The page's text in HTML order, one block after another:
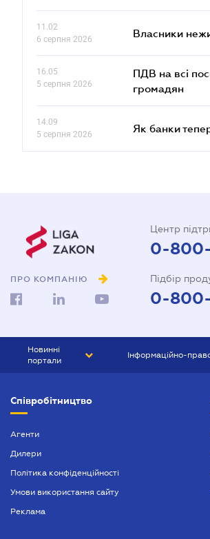
11.02
6 серпня 2026
Власники
16.05
5 серпня 2026
ПДВ на всі
громадян
14.09
5 серпня 2026
Як банки
ПРО КОМПАНІЮ
Центр
0-800-
Підбір
0-800-
Новинні
портали
БІЗНЕС
Інформаційно-
БУХГАЛТЕР
Співробітництво
Агенти
Дилери
Політика конфіденційності
Умови використання сайту
Реклама